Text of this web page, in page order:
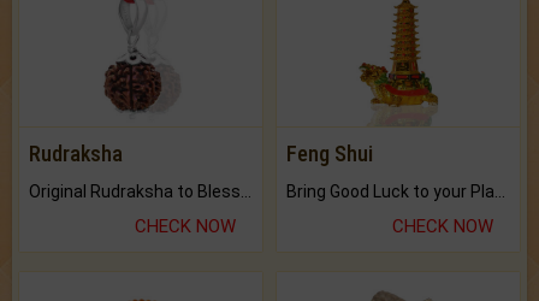
Rudraksha
CHECK NOW
Feng Shui
CHECK NOW